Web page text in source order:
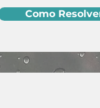
Como